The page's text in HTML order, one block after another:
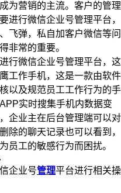
为营销的主流。客户的管理
进行微信企业号管理平台，
飞弹，私自加客户微信等问
非常的重要。
微信企业号管理平台，这
工作手机，这是一款由软件
以及规范员工工作行为的手
实时搜集手机内数据变
企业主在后台管理端可以对
除的聊天记录也可以看到，
员工的敏感行为而困扰。
企业号管理平台进行相关操